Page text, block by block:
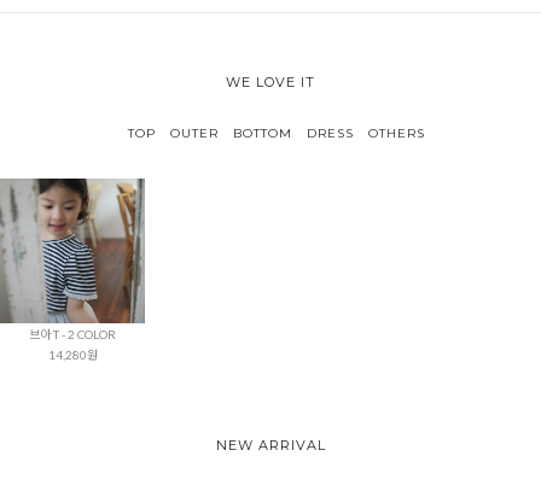
WE LOVE IT
TOP OUTER BOTTOM DRESS OTHERS
브아 T - 2 COLOR
14,280원
NEW ARRIVAL